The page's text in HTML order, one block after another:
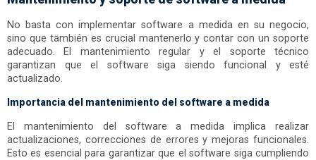
No basta con implementar software a medida en su negocio,
sino que también es crucial mantenerlo y contar con un soporte
adecuado. El mantenimiento regular y el soporte técnico
garantizan que el software siga siendo funcional y esté
actualizado.
Importancia del mantenimiento del software a medida
El mantenimiento del software a medida implica realizar
actualizaciones, correcciones de errores y mejoras funcionales.
Esto es esencial para garantizar que el software siga cumpliendo